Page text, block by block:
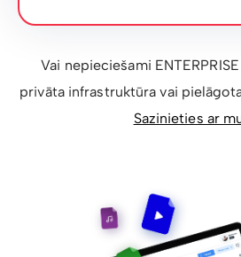
Vai nepieciešami
privāta infrastruktūra vai
Sazinieties ar